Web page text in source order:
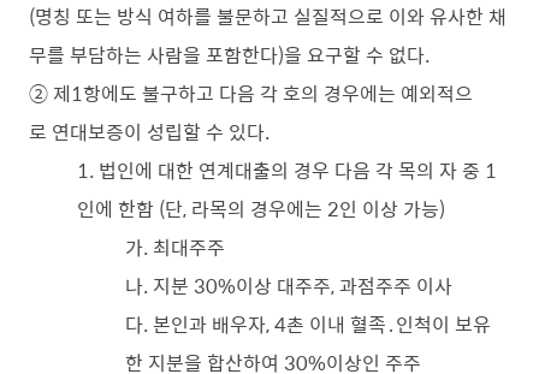
(명칭 또는 방식 여하를 불문하고 실질적으로 이와 유사한 채
무를 부담하는 사람을 포함한다)을 요구할 수 없다.
② 제1항에도 불구하고 다음 각 호의 경우에는 예외적으
로 연대보증이 성립할 수 있다.
1. 법인에 대한 연계대출의 경우 다음 각 목의 자 중 1
인에 한함 (단, 라목의 경우에는 2인 이상 가능)
가. 최대주주
나. 지분 30%이상 대주주, 과점주주 이사
다. 본인과 배우자, 4촌 이내 혈족․인척이 보유
한 지분을 합산하여 30%이상인 주주